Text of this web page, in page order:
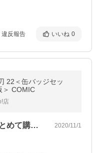
違反報告 いいね 0
22＜缶バッジセッ
＞ COMIC
店
鬼滅の刃ファンの知人用にまとめて購入し… 2020/11/1